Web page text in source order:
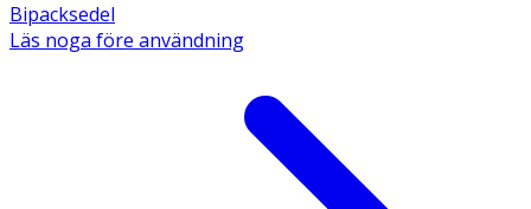
Bipacksedel
Läs noga före användning